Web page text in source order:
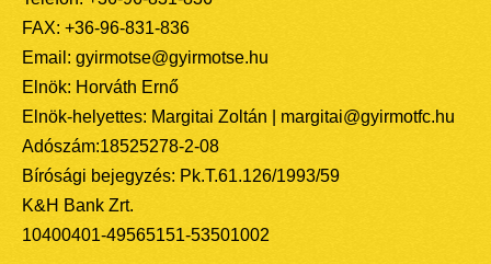
FAX: +36-96-831-836
Email: gyirmotse@gyirmotse.hu
Elnök: Horváth Ernő
Elnök-helyettes: Margitai Zoltán | margitai@gyirmotfc.hu
Adószám:18525278-2-08
Bírósági bejegyzés: Pk.T.61.126/1993/59
K&H Bank Zrt.
10400401-49565151-53501002